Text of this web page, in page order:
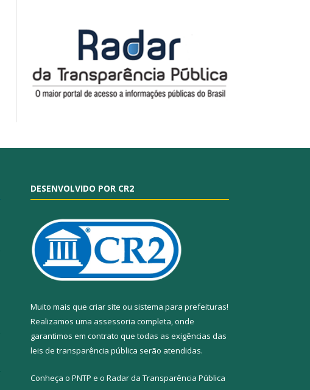
DESENVOLVIDO POR CR2
Muito mais que criar site ou sistema para prefeituras!
Realizamos uma assessoria completa, onde
garantimos em contrato que todas as exigências das
leis de transparência pública serão atendidas.
Conheça o PNTP e o Radar da Transparência Pública